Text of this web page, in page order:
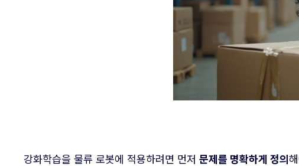
강화학습을 물류 로봇에 적용하려면 먼저 문제를 명확하게 정의